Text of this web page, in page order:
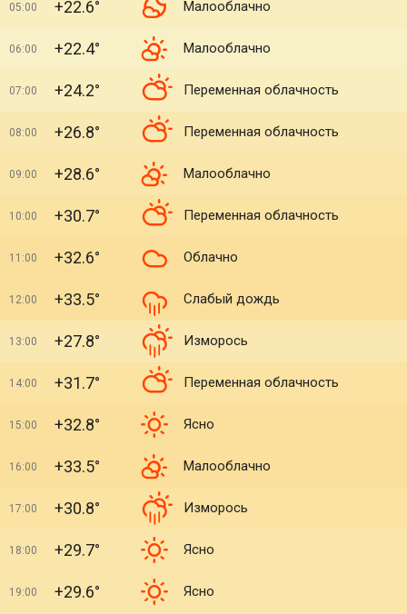
05:00 +22.6° Малооблачно
06:00 +22.4° Малооблачно
07:00 +24.2° Переменная облачность
08:00 +26.8° Переменная облачность
09:00 +28.6° Малооблачно
10:00 +30.7° Переменная облачность
11:00 +32.6° Облачно
12:00 +33.5° Слабый дождь
13:00 +27.8° Изморось
14:00 +31.7° Переменная облачность
15:00 +32.8° Ясно
16:00 +33.5° Малооблачно
17:00 +30.8° Изморось
18:00 +29.7° Ясно
19:00 +29.6° Ясно